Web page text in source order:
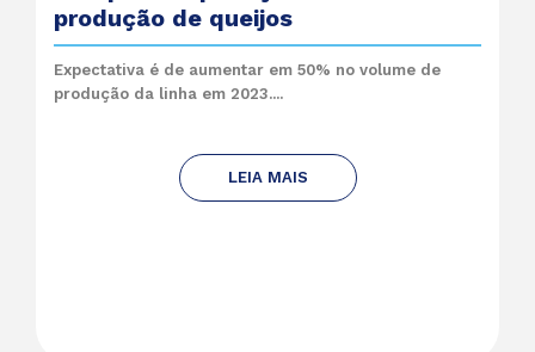
produção de queijos
Expectativa é de aumentar em 50% no volume de
produção da linha em 2023....
LEIA MAIS